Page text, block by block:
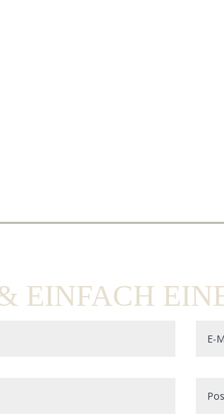
EINFACH